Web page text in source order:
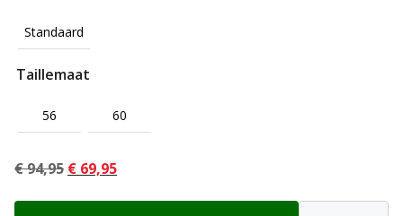
Standaard
Taillemaat
56 60
€94,95 Oorspronkelijke
€ 69,95Huidige